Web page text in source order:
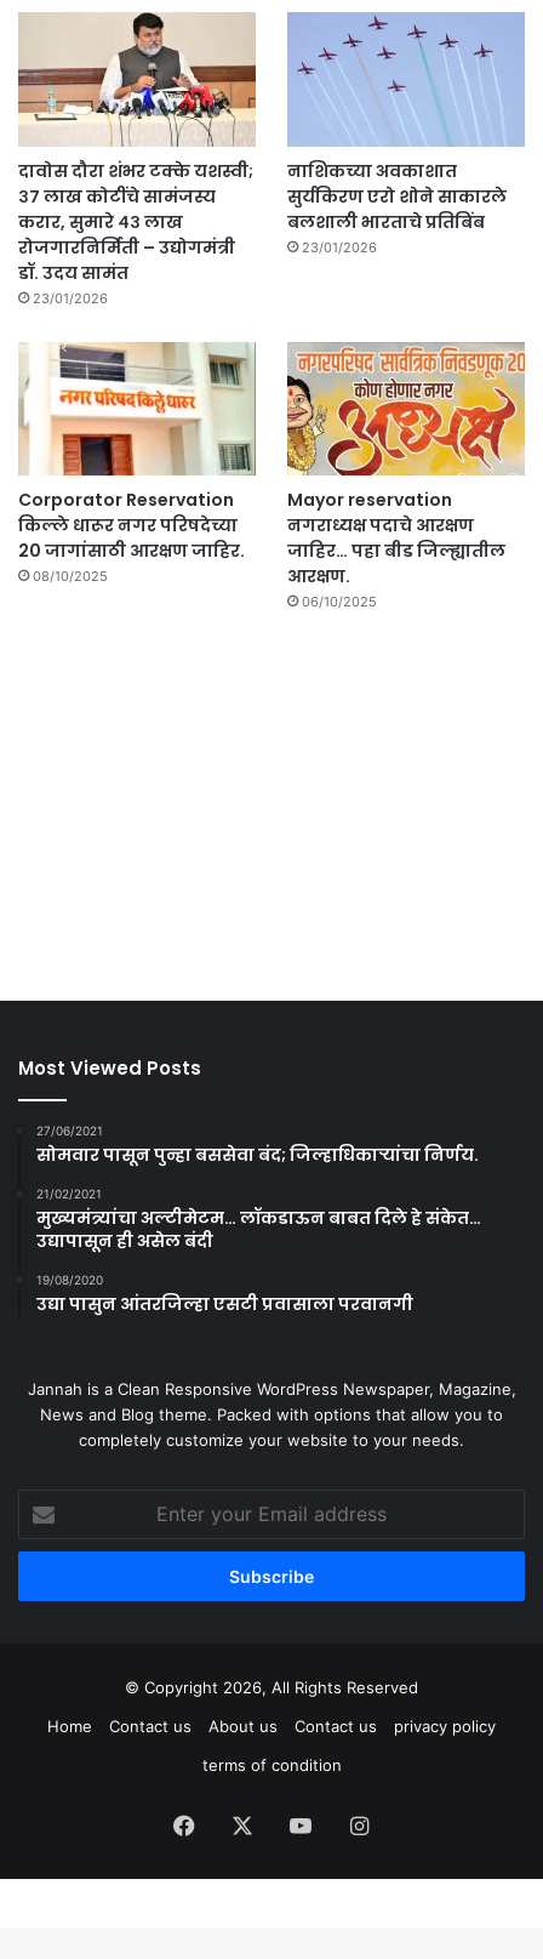
दावोस दौरा शंभर टक्के यशस्वी;
३७ लाख कोटींचे सामंजस्य
करार, सुमारे ४३ लाख
रोजगारनिर्मिती – उद्योगमंत्री
डॉ. उदय सामंत
23/01/2026
नाशिकच्या अवकाशात
सुर्यकिरण एरो शोने साकारले
बलशाली भारताचे प्रतिबिंब
23/01/2026
Corporator Reservation
किल्ले धारूर नगर परिषदेच्या
20 जागांसाठी आरक्षण जाहिर.
08/10/2025
Mayor reservation
नगराध्यक्ष पदाचे आरक्षण
जाहिर… पहा बीड जिल्ह्यातील
आरक्षण.
06/10/2025
Most Viewed Posts
27/06/2021
सोमवार पासून पुन्हा बससेवा बंद; जिल्हाधिकाऱ्यांचा निर्णय.
21/02/2021
मुख्यमंत्र्यांचा अल्टीमेटम… लॉकडाऊन बाबत दिले हे संकेत…
उद्यापासून ही असेल बंदी
19/08/2020
उद्या पासुन आंतरजिल्हा एसटी प्रवासाला परवानगी
Jannah is a Clean Responsive WordPress Newspaper, Magazine,
News and Blog theme. Packed with options that allow you to
completely customize your website to your needs.
your
Email
© Copyright 2026, All Rights Reserved
Home
Contact us About us Contact us
privacy policy
terms of condition
Facebook YouTubeInstagram